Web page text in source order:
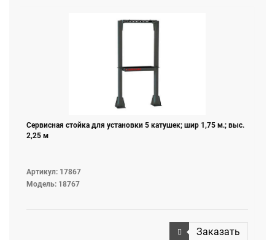
Сервисная стойка для установки 5 катушек; шир 1,75 м.; выс.
2,25 м
Артикул: 17867
Модель: 18767
Заказать